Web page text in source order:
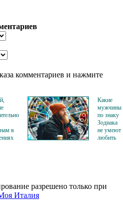
комментариев и нажмите
в
Какие
мужчины
по знаку
Зодиака
не умеют
любить
разрешено только при
Италия